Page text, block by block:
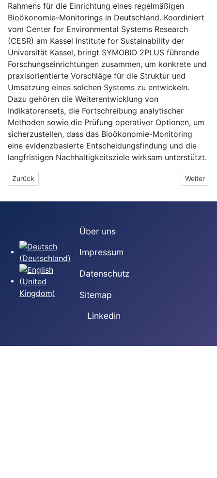
Rahmens für die Einrichtung eines regelmäßigen
Bioökonomie-Monitorings in Deutschland. Koordiniert
vom Center for Environmental Systems Research
(CESR) am Kassel Institute for Sustainability der
Universität Kassel, bringt SYMOBIO 2PLUS führende
Forschungseinrichtungen zusammen, um konkrete und
praxisorientierte Vorschläge für die Struktur und
Umsetzung eines solchen Systems zu entwickeln.
Dazu gehören die Weiterentwicklung von
Indikatorensets, die Fortschreibung analytischer
Methoden sowie die Prüfung operativer Optionen, um
sicherzustellen, dass das Bioökonomie-Monitoring
eine evidenzbasierte Entscheidungsfindung und die
langfristigen Nachhaltigkeitsziele wirksam unterstützt.
Vorheriger Beitrag: Virtual Workshop: Toward a Key Indicator
Zurück Nächster
Weiter
Sprache auswählen
Über uns
Impressum
Datenschutz
Sitemap
Linkedin